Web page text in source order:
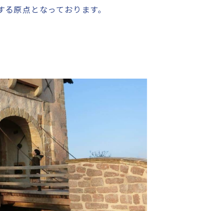
原点となっております。